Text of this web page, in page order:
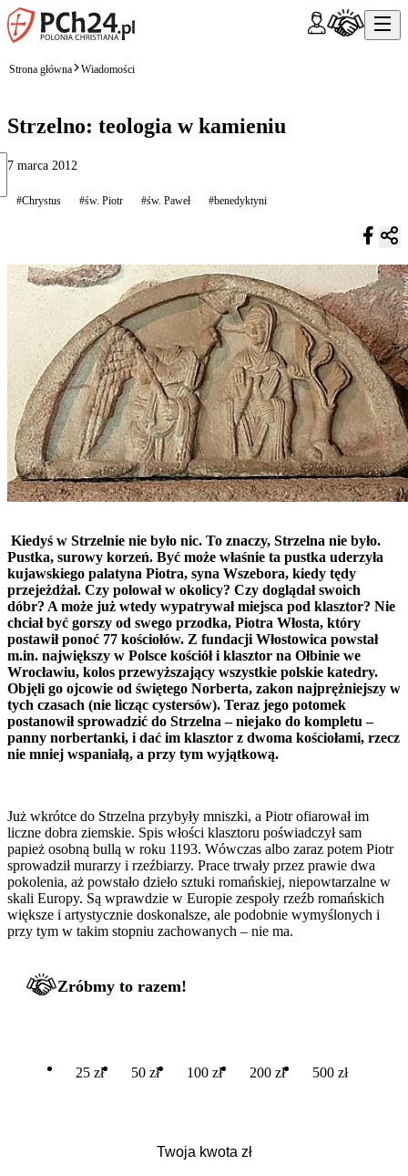
Strona główna Wiadomości
Strzelno: teologia w kamieniu
7 marca 2012
#Chrystus #św. Piotr #św. Paweł #benedyktyni
Kiedyś w Strzelnie nie było nic. To znaczy, Strzelna nie było.
Pustka, surowy korzeń. Być może właśnie ta pustka uderzyła
kujawskiego palatyna Piotra, syna Wszebora, kiedy tędy
przejeżdżał. Czy polował w okolicy? Czy doglądał swoich
dóbr? A może już wtedy wypatrywał miejsca pod klasztor? Nie
chciał być gorszy od swego przodka, Piotra Włosta, który
postawił ponoć 77 kościołów. Z fundacji Włostowica powstał
m.in. największy w Polsce kościół i klasztor na Ołbinie we
Wrocławiu, kolos przewyższający wszystkie polskie katedry.
Objęli go ojcowie od świętego Norberta, zakon najprężniejszy w
tych czasach (nie licząc cystersów). Teraz jego potomek
postanowił sprowadzić do Strzelna – niejako do kompletu –
panny norbertanki, i dać im klasztor z dwoma kościołami, rzecz
nie mniej wspaniałą, a przy tym wyjątkową.
Już wkrótce do Strzelna przybyły mniszki, a Piotr ofiarował im
liczne dobra ziemskie. Spis włości klasztoru poświadczył sam
papież osobną bullą w roku 1193. Wówczas albo zaraz potem Piotr
sprowadził murarzy i rzeźbiarzy. Prace trwały przez prawie dwa
pokolenia, aż powstało dzieło sztuki romańskiej, niepowtarzalne w
skali Europy. Są wprawdzie w Europie zespoły rzeźb romańskich
większe i artystycznie doskonalsze, ale podobnie wymyślonych i
przy tym w takim stopniu zachowanych – nie ma.
Zróbmy to razem!
25 zł 50 zł 100 zł 200 zł 500 zł